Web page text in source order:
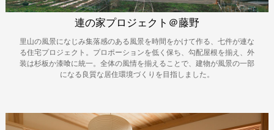
連の家プロジェクト＠藤野
里山の風景になじみ集落感のある風景を時間をかけて作る、七件が連な
る住宅プロジェクト。プロポーションを低く保ち、勾配屋根を揃え、外
装は杉板か漆喰に統一。全体の風情を揃えることで、建物が風景の一部
になる良質な居住環境づくりを目指しました。